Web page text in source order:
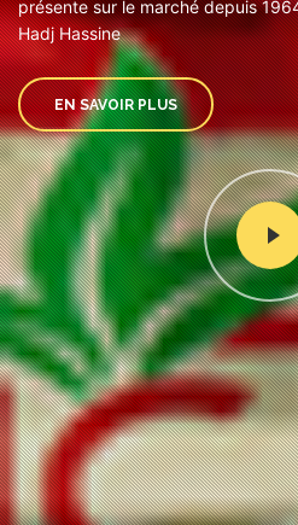
présente sur le marché depuis
Hadj Hassine
EN SAVOIR PLUS